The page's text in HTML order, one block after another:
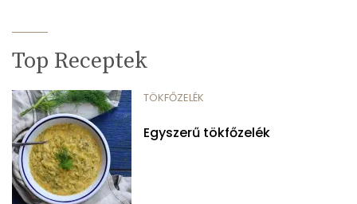
Top Receptek
TÖKFŐZELÉK
Egyszerű tökfőzelék